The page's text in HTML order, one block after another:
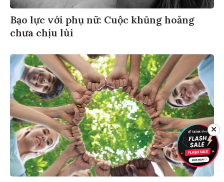
Bạo lực với phụ nữ: Cuộc khủng hoảng
chưa chịu lùi
✕